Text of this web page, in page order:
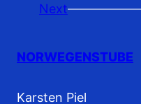
Next
NORWEGENSTUBE
Karsten Piel